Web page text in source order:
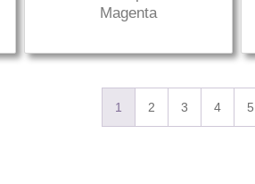
Magenta
1 2 3 4 5